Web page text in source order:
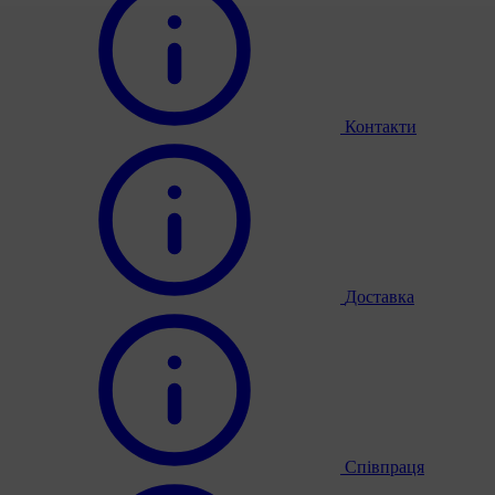
Контакти
Доставка
Співпраця